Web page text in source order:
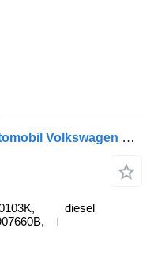
Motor 2.5 TDI 80HBH pentru automobil Volkswagen TRANSPORTER IV Minibus / passenger (70XB, 70XC, 7DB, 7DW, 7DK)
diesel